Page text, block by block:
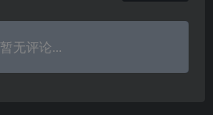
暂无评论...